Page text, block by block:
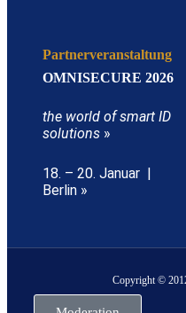
Partnerveranstaltung
OMNISECURE 2026
the world of smart ID
solutions »
18. – 20. Januar |
Berlin »
Copyright ©